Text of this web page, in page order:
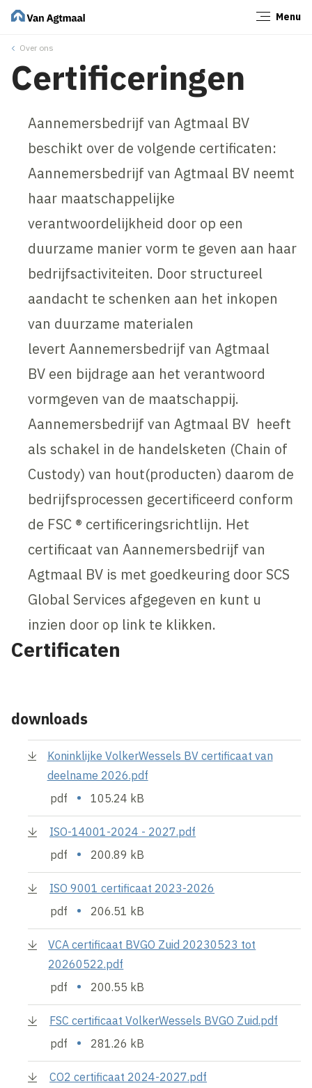
Menu
Over ons
Certificeringen
Aannemersbedrijf van Agtmaal BV
beschikt over de volgende certificaten:
Aannemersbedrijf van Agtmaal BV neemt
haar maatschappelijke
verantwoordelijkheid door op een
duurzame manier vorm te geven aan haar
bedrijfsactiviteiten. Door structureel
aandacht te schenken aan het inkopen
van duurzame materialen
levert Aannemersbedrijf van Agtmaal
BV een bijdrage aan het verantwoord
vormgeven van de maatschappij.
Aannemersbedrijf van Agtmaal BV heeft
als schakel in de handelsketen (Chain of
Custody) van hout(producten) daarom de
bedrijfsprocessen gecertificeerd conform
de FSC ® certificeringsrichtlijn. Het
certificaat van Aannemersbedrijf van
Agtmaal BV is met goedkeuring door SCS
Global Services afgegeven en kunt u
inzien door op link te klikken.
Certificaten
downloads
Koninklijke VolkerWessels BV certificaat van
deelname 2026.pdf
pdf
• 105.24 kB
ISO-14001-2024 - 2027.pdf
pdf
• 200.89 kB
ISO 9001 certificaat 2023-2026
pdf
• 206.51 kB
VCA certificaat BVGO Zuid 20230523 tot
20260522.pdf
pdf
• 200.55 kB
FSC certificaat VolkerWessels BVGO Zuid.pdf
pdf
• 281.26 kB
CO2 certificaat 2024-2027.pdf
Sluiten